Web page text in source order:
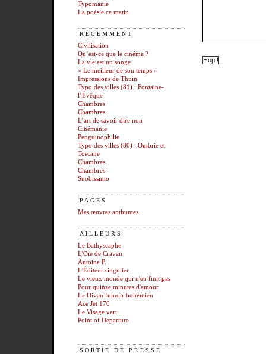
Typomanie
La poésie ce matin
RÉCEMMENT
Civilisation
Qu’est-ce que le cinéma ?
La vie est un songe
« Le meilleur de son temps »
Impressions de Thuin
Typo des villes (81) : Fontaine-
l’Évêque
Chambres
Chambres
L’art de savoir dire non
Cinémanie
Penguinophilie
Typo des villes (80) : Ombrie et
Toscane
Chambres
Chambres
Snobissimo
PAGES
Mes œuvres anthumes
AILLEURS
Le Bathyscaphe
L'Oie de Cravan
Antoine P.
L'Éditeur singulier
Le vieux monde qui n'en finit pas
Pour quinze minutes d'amour
Le Divan fumoir bohémien
Ace Jet 170
Le Visage vert
Point of Departure
SORTIE DE PRESSE